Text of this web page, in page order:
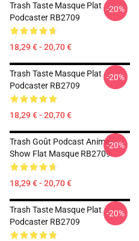
Trash Taste Masque Plat
Podcaster RB2709
18,29 € - 20,70 €
-20%
Trash Taste Masque Plat
Podcaster RB2709
18,29 € - 20,70 €
-20%
Trash Goût Podcast Anime
Show Flat Masque RB2709
18,29 € - 20,70 €
-20%
Trash Taste Masque Plat
Podcaster RB2709
-20%